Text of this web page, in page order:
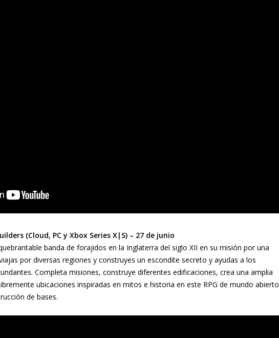
(Cloud, PC y Xbox Series X|S) – 27 de junio
banda de forajidos en la Inglaterra del siglo XII en su misión por una
por diversas regiones y construyes un escondite secreto y ayudas a los
Completa misiones, construye diferentes edificaciones, crea una amplia
ubicaciones inspiradas en mitos e historia en este RPG de mundo abierto
de bases.